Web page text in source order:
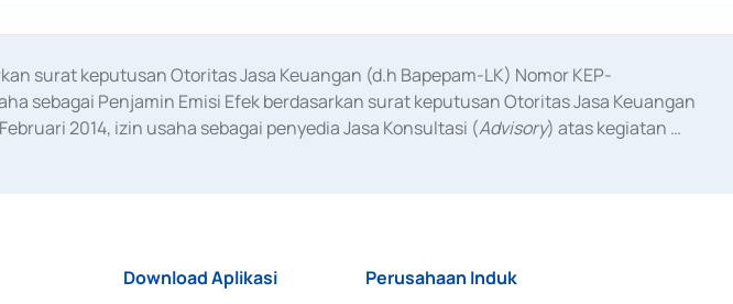
surat keputusan Otoritas Jasa Keuangan (d.h Bapepam-LK) Nomor KEP-
sebagai Penjamin Emisi Efek berdasarkan surat keputusan Otoritas Jasa Keuangan
2014, izin usaha sebagai penyedia Jasa Konsultasi (Advisory) atas kegiatan
Download Aplikasi Perusahaan Induk